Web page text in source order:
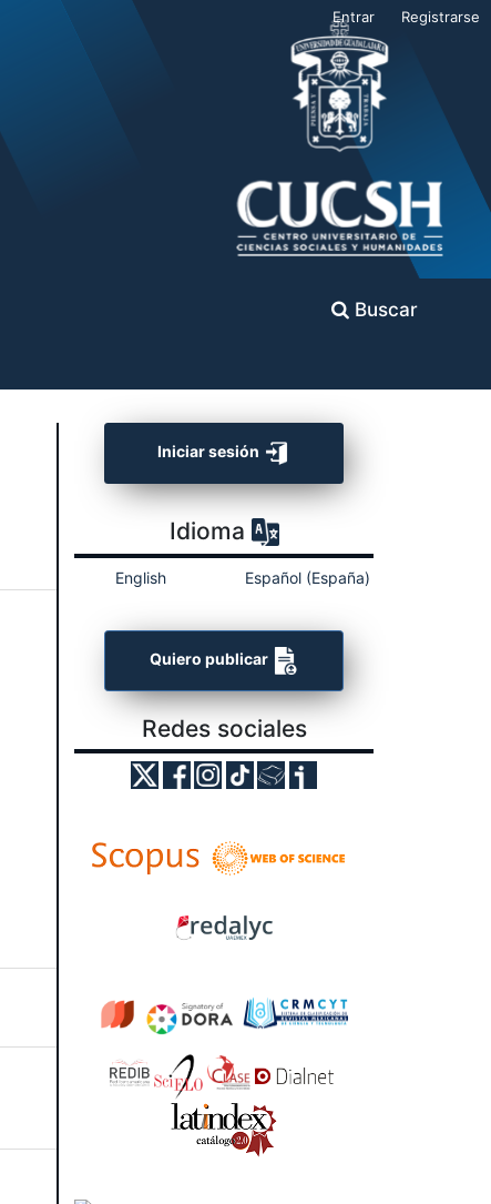
Buscar
Entrar Registrarse
Iniciar sesión
Idioma
English Español (España)
Quiero publicar
Redes sociales